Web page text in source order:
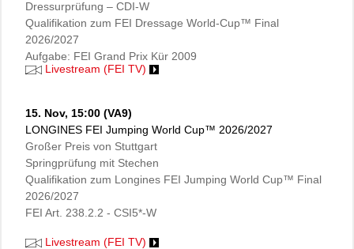
Dressurprüfung – CDI-W
Qualifikation zum FEI Dressage World-Cup™ Final
2026/2027
Aufgabe: FEI Grand Prix Kür 2009
Livestream (FEI TV)
15. Nov, 15:00 (VA9)
LONGINES FEI Jumping World Cup™ 2026/2027
Großer Preis von Stuttgart
Springprüfung mit Stechen
Qualifikation zum Longines FEI Jumping World Cup™ Final
2026/2027
FEI Art. 238.2.2 - CSI5*-W
Livestream (FEI TV)